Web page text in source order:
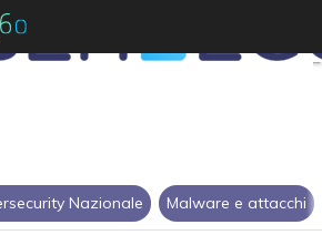
Nazionale Malware e attacchi